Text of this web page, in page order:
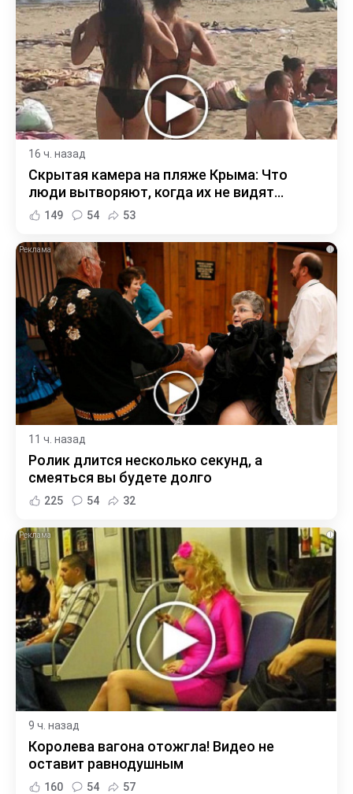
16 ч. назад
Скрытая камера на пляже Крыма: Что
люди вытворяют, когда их не видят...
149 54 53
i
11 ч. назад
Ролик длится несколько секунд, а
смеяться вы будете долго
225 54 32
i
9 ч. назад
Королева вагона отожгла! Видео не
оставит равнодушным
160 54 57